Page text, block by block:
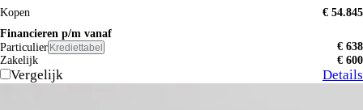
Kopen
€ 54.845
Financieren p/m vanaf
Particulier Krediettabel
€ 638
Zakelijk
€ 600
Vergelijk Details